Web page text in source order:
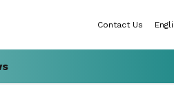
Contact Us